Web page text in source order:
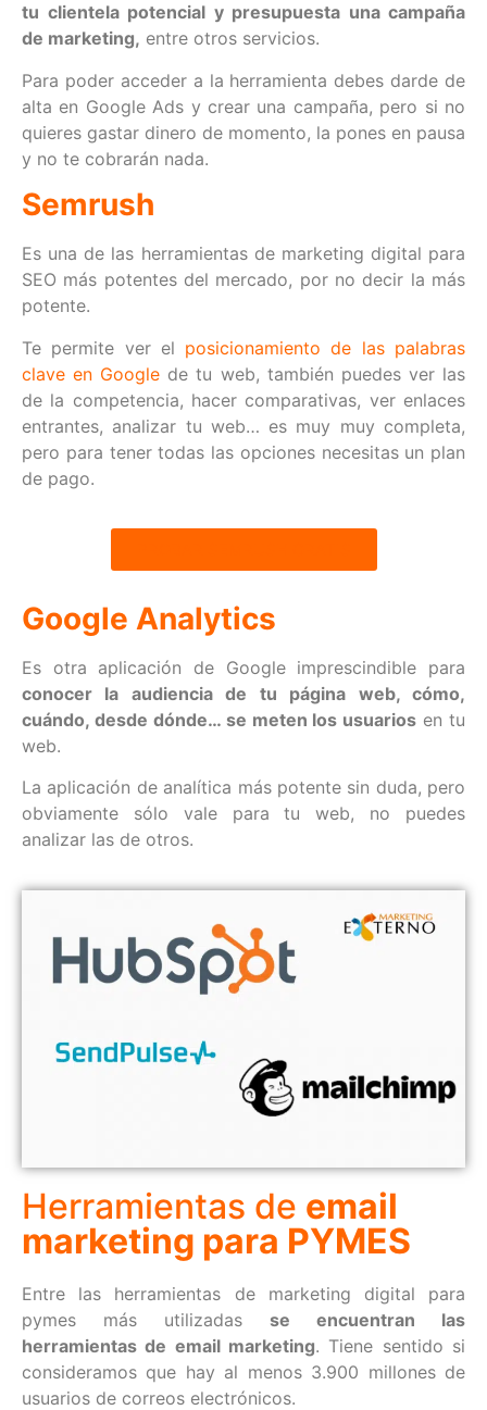
tu clientela potencial y presupuesta una campaña
de marketing, entre otros servicios.
Para poder acceder a la herramienta debes darde de
alta en Google Ads y crear una campaña, pero si no
quieres gastar dinero de momento, la pones en pausa
y no te cobrarán nada.
Semrush
Es una de las herramientas de marketing digital para
SEO más potentes del mercado, por no decir la más
potente.
Te permite ver el posicionamiento de las palabras
clave en Google de tu web, también puedes ver las
de la competencia, hacer comparativas, ver enlaces
entrantes, analizar tu web… es muy muy completa,
pero para tener todas las opciones necesitas un plan
de pago.
Google Analytics
Es otra aplicación de Google imprescindible para
conocer la audiencia de tu página web, cómo,
cuándo, desde dónde… se meten los usuarios en tu
web.
La aplicación de analítica más potente sin duda, pero
obviamente sólo vale para tu web, no puedes
analizar las de otros.
Herramientas de email
marketing para PYMES
Entre las herramientas de marketing digital para
pymes más utilizadas se encuentran las
herramientas de email marketing. Tiene sentido si
consideramos que hay al menos 3.900 millones de
usuarios de correos electrónicos.